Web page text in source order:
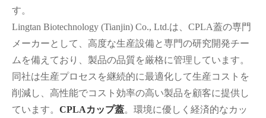
す。
Lingtan Biotechnology (Tianjin) Co., Ltd.は、CPLA蓋の専門
メーカーとして、高度な生産設備と専門の研究開発チー
ムを備えており、製品の品質を厳格に管理しています。
同社は生産プロセスを継続的に最適化して生産コストを
削減し、高性能でコスト効率の高い製品を顧客に提供し
ています。 CPLAカップ蓋。環境に優しく経済的なカッ